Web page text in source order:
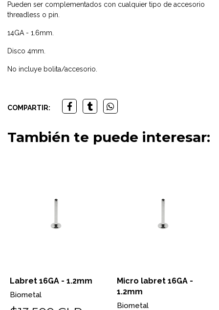
Pueden ser complementados con cualquier tipo de accesorio
threadless o pin.
14GA - 1.6mm.
Disco 4mm.
No incluye bolita/accesorio.
COMPARTIR:
También te puede interesar:
Labret 16GA - 1.2mm
Biometal
Micro labret 16GA -
1.2mm
Biometal